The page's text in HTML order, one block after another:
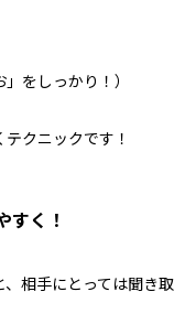
をしっかり！）
クニックです！
すく！
相手にとっては聞き取